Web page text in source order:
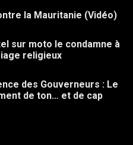
la Mauritanie (Vidéo)
sur moto le condamne à
religieux
des Gouverneurs : Le
de ton… et de cap